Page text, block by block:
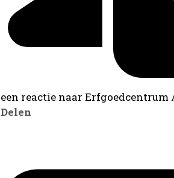
een reactie naar
Delen